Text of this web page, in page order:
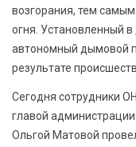
возгорания, тем
огня. Установленный
автономный дымовой
результате
Сегодня сотрудники
главой
Ольгой Матовой